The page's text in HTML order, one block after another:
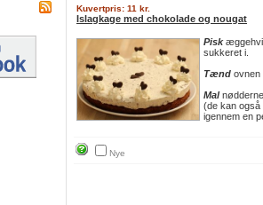
Kuvertpris: 11 kr.
Islagkage med chokolade og nougat
Pisk
sukkeret i.
Tænd ovnen
Mal
(de kan også
igennem en
Nye